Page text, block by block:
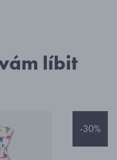
líbit
-30%